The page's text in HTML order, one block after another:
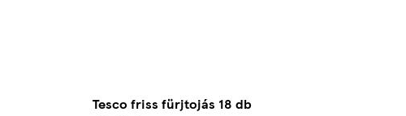
Tesco friss fürjtojás 18 db